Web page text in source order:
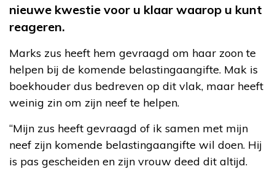
nieuwe kwestie voor u klaar waarop u kunt
reageren.
Marks zus heeft hem gevraagd om haar zoon te
helpen bij de komende belastingaangifte. Mak is
boekhouder dus bedreven op dit vlak, maar heeft
weinig zin om zijn neef te helpen.
“Mijn zus heeft gevraagd of ik samen met mijn
neef zijn komende belastingaangifte wil doen. Hij
is pas gescheiden en zijn vrouw deed dit altijd.